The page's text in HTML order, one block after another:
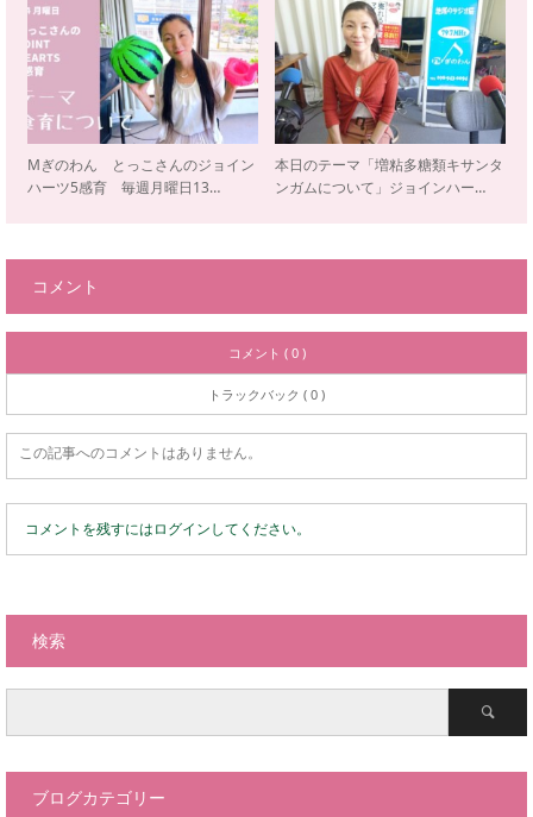
Mぎのわん とっこさんのジョイン
ハーツ5感育 毎週月曜日13…
本日のテーマ「増粘多糖類キサンタ
ンガムについて」ジョインハー…
コメント
コメント ( 0 )
トラックバック ( 0 )
この記事へのコメントはありません。
コメントを残すにはログインしてください。
検索
ブログカテゴリー